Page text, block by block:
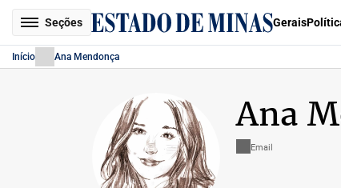
Seções Gerais
Início Ana Mendonça
Ana
Email